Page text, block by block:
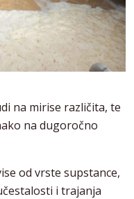
na mirise različita, te
na dugoročno
od vrste supstance,
i trajanja